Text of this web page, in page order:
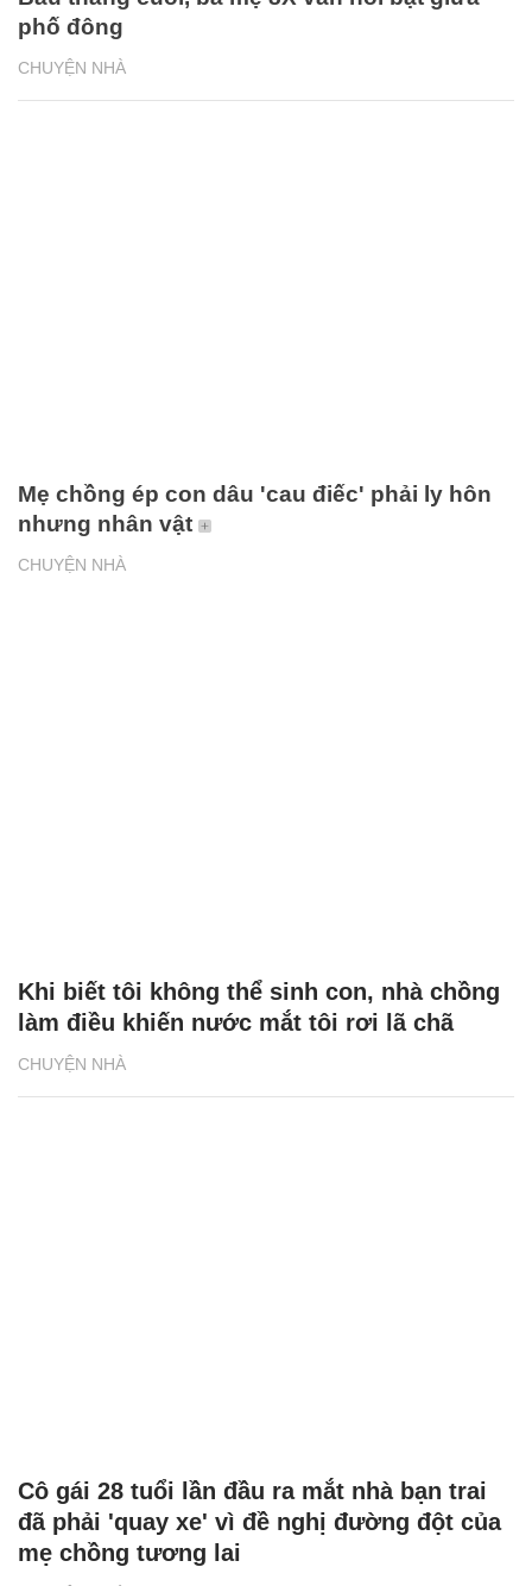
CHUYỆN NHÀ
phố đông
CHUYỆN NHÀ
Mẹ chồng ép con dâu 'cau điếc' phải ly hôn
nhưng nhân vật
CHUYỆN NHÀ
Khi biết tôi không thể sinh con, nhà chồng
làm điều khiến nước mắt tôi rơi lã chã
Cô gái 28 tuổi lần đầu ra mắt nhà bạn trai
đã phải 'quay xe' vì đề nghị đường đột của
mẹ chồng tương lai